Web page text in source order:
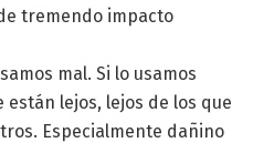
tremendo impacto
mal. Si lo usamos
están lejos, lejos de los que
Especialmente dañino